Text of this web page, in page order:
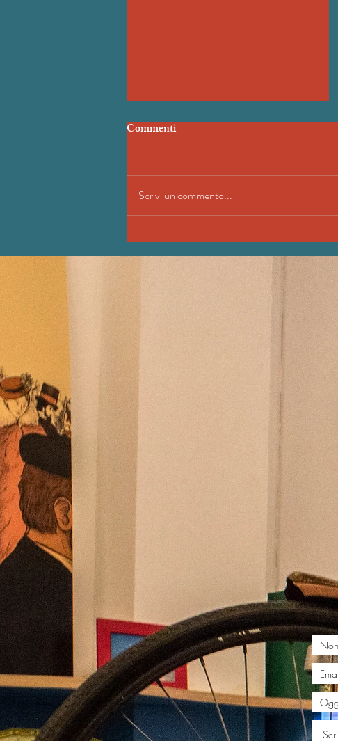
100% LIBRI - 20."La montagna
incantata", Thomas Mann
(Corbaccio)
Commenti
Scrivi un commento...